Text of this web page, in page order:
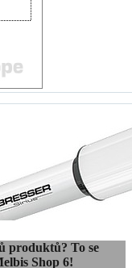
produktů? To se
Shop 6!